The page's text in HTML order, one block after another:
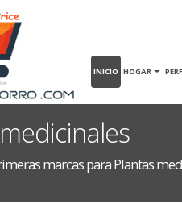
INICIO HOGAR
marcas para Plantas